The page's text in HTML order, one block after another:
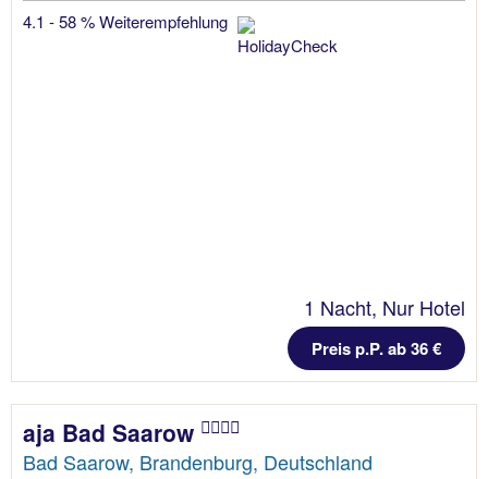
4.1 - 58 % Weiterempfehlung
1 Nacht, Nur Hotel
Preis p.P. ab 36 €
aja Bad Saarow
Bad Saarow, Brandenburg, Deutschland